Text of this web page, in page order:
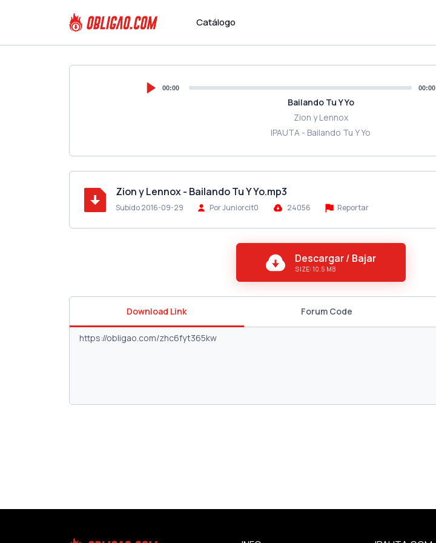
Catálogo
00:00 00:00
Bailando Tu Y Yo
Zion y Lennox
IPAUTA - Bailando Tu Y Yo
Zion y Lennox - Bailando Tu Y Yo.mp3
Subido 2016-09-29 Por Juniorcit0 24056 Reportar
Descargar / Bajar
SIZE: 10.5 MB
Download Link Forum Code